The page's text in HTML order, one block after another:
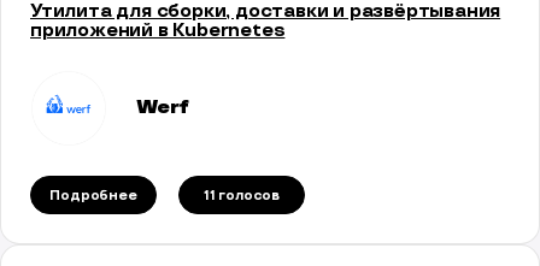
Утилита для сборки, доставки и развёртывания
приложений в Kubernetes
Werf
Подробнее 11 голосов